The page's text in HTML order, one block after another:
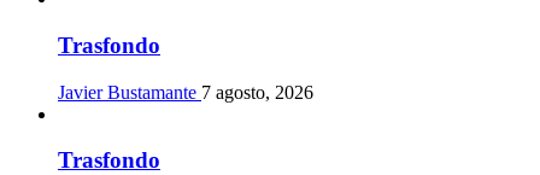
Trasfondo
Javier Bustamante 7 agosto, 2026
Trasfondo